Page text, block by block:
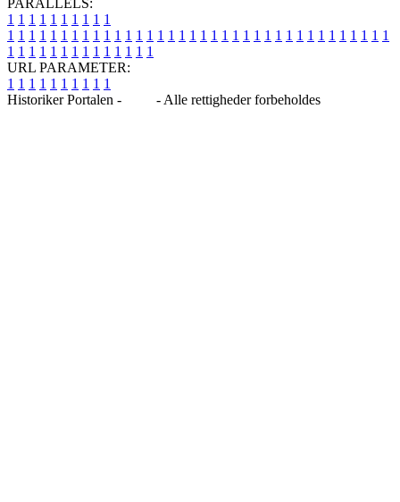
1 1 1 1 1 1 1 1 1 1
1 1 1 1 1 1 1 1 1 1 1 1 1 1 1 1 1 1 1 1 1 1 1 1 1 1 1 1 1 1 1 1 1 1 1 1
1 1 1 1 1 1 1 1 1 1 1 1 1 1
URL PARAMETER:
1 1 1 1 1 1 1 1 1 1
Historiker Portalen -
- Alle rettigheder forbeholdes